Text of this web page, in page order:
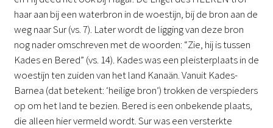
haar aan bij een waterbron in de woestijn, bij de bron aan de
weg naar Sur (vs. 7). Later wordt de ligging van deze bron
nog nader omschreven met de woorden: “Zie, hij is tussen
Kades en Bered” (vs. 14). Kades was een pleisterplaats in de
woestijn ten zuiden van het land Kanaän. Vanuit Kades-
Barnea (dat betekent: ‘heilige bron’) trokken de verspieders
op om het land te bezien. Bered is een onbekende plaats,
die alleen hier vermeld wordt. Sur was een versterkte